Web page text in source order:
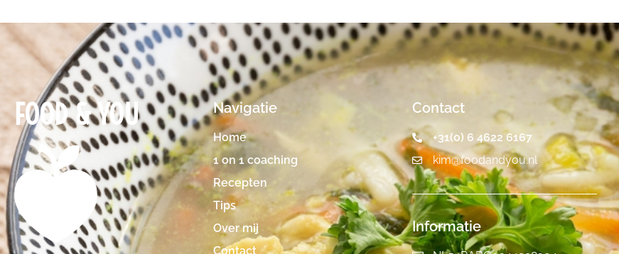
FOOD & YOU Navigatie
Home
1 on 1 coaching
Recepten
Tips
Over mij
Contact
Contact
+31(0) 6 4622 6167
kim@foodandyou.nl
Informatie